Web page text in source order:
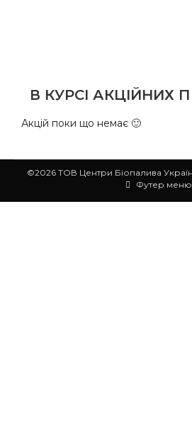
В КУРСІ АКЦІЙНИХ
Акцій поки що немає 🙂
©2026 ТОВ Центри Біопалива
Футер меню